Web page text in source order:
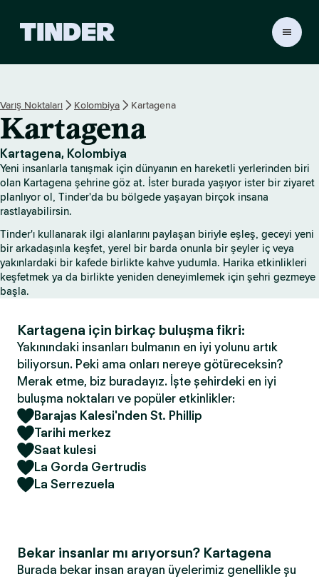
r
A
n
a
S
a
y
Varış Noktaları Kolombiya Kartagena
Kartagena
Kartagena, Kolombiya
Yeni insanlarla tanışmak için dünyanın en hareketli yerlerinden biri
olan Kartagena şehrine göz at. İster burada yaşıyor ister bir ziyaret
planlıyor ol, Tinder'da bu bölgede yaşayan birçok insana
rastlayabilirsin.
Tinder'ı kullanarak ilgi alanlarını paylaşan biriyle eşleş, geceyi yeni
bir arkadaşınla keşfet, yerel bir barda onunla bir şeyler iç veya
yakınlardaki bir kafede birlikte kahve yudumla. Harika etkinlikleri
keşfetmek ya da birlikte yeniden deneyimlemek için şehri gezmeye
başla.
Kartagena için birkaç buluşma fikri:
Yakınındaki insanları bulmanın en iyi yolunu artık
biliyorsun. Peki ama onları nereye götüreceksin?
Merak etme, biz buradayız. İşte şehirdeki en iyi
buluşma noktaları ve popüler etkinlikler:
Barajas Kalesi'nden St. Phillip
Tarihi merkez
Saat kulesi
La Gorda Gertrudis
La Serrezuela
Bekar insanlar mı arıyorsun? Kartagena
Burada bekar insan arayan üyelerimiz genellikle şu